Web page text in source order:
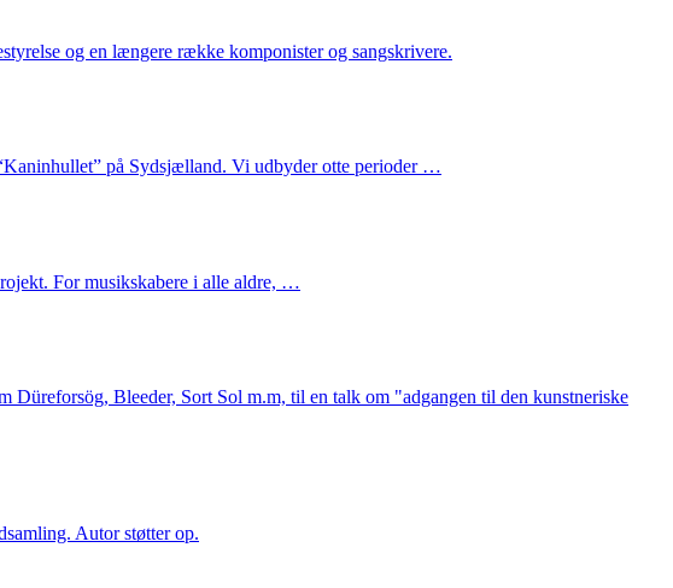
og en længere række komponister og sangskrivere.
på Sydsjælland. Vi udbyder otte perioder …
For musikskabere i alle aldre, …
Bleeder, Sort Sol m.m, til en talk om "adgangen til den kunstneriske
Autor støtter op.